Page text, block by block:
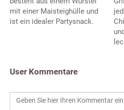
mit einer Maisteighülle und
ist ein idealer Partysnack.
User Kommentare